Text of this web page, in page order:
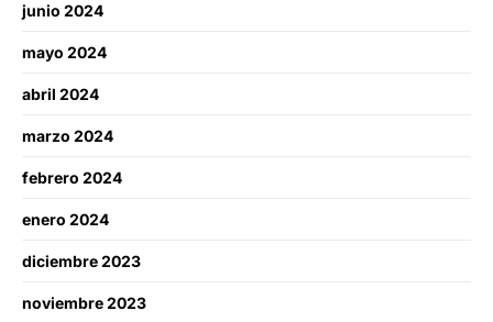
junio 2024
mayo 2024
abril 2024
marzo 2024
febrero 2024
enero 2024
diciembre 2023
noviembre 2023